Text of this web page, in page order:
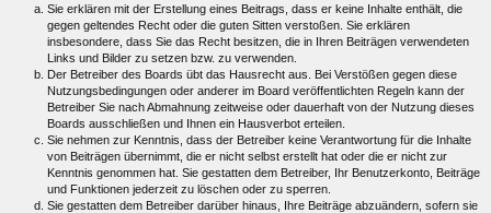
Sie erklären mit der Erstellung eines Beitrags, dass er keine Inhalte enthält, die
gegen geltendes Recht oder die guten Sitten verstoßen. Sie erklären
insbesondere, dass Sie das Recht besitzen, die in Ihren Beiträgen verwendeten
Links und Bilder zu setzen bzw. zu verwenden.
Der Betreiber des Boards übt das Hausrecht aus. Bei Verstößen gegen diese
Nutzungsbedingungen oder anderer im Board veröffentlichten Regeln kann der
Betreiber Sie nach Abmahnung zeitweise oder dauerhaft von der Nutzung dieses
Boards ausschließen und Ihnen ein Hausverbot erteilen.
Sie nehmen zur Kenntnis, dass der Betreiber keine Verantwortung für die Inhalte
von Beiträgen übernimmt, die er nicht selbst erstellt hat oder die er nicht zur
Kenntnis genommen hat. Sie gestatten dem Betreiber, Ihr Benutzerkonto, Beiträge
und Funktionen jederzeit zu löschen oder zu sperren.
Sie gestatten dem Betreiber darüber hinaus, Ihre Beiträge abzuändern, sofern sie